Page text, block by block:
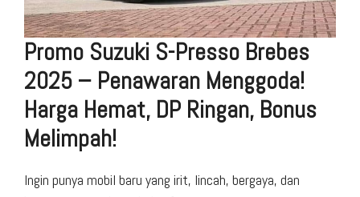
Promo Suzuki S-Presso Brebes
2025 – Penawaran Menggoda!
Harga Hemat, DP Ringan, Bonus
Melimpah!
Ingin punya mobil baru yang irit, lincah, bergaya, dan